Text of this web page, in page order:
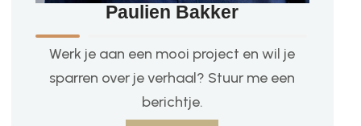
Paulien Bakker
Werk je aan een mooi project en wil je
sparren over je verhaal? Stuur me een
berichtje.